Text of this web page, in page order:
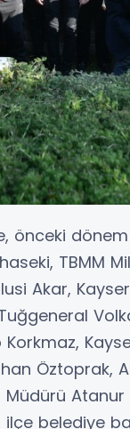
önceki
TBMM
Akar,
Korkmaz,
Öztoprak,
Atanur
belediye